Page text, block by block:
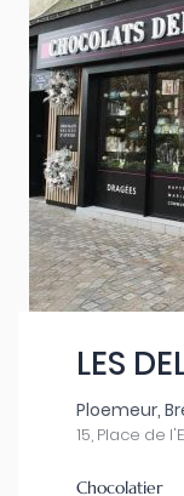
LES
Ploemeur,
15, Place de
Chocolatier